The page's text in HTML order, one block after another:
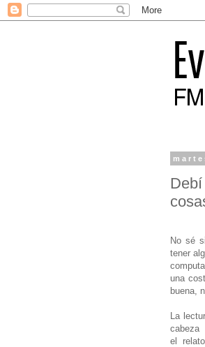
No sé
tener
una
buena,
La
cabeza
el